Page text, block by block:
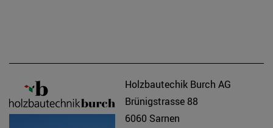
Holzbautechik Burch AG
Brünigstrasse 88
6060 Sarnen